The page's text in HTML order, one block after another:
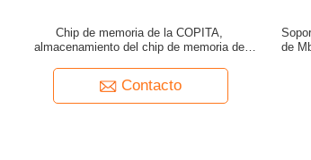
Chip de memoria de la COPITA,
almacenamiento del chip de memoria de
Contacto
de